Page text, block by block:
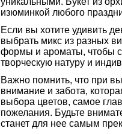
изюминкой любого
Если вы хотите удивить
выбрать микс из разных
формы и ароматы, чтобы
творческую натуру и
Важно помнить, что при
внимание и забота,
выбора цветов, самое
пожелания. Будьте
станет для нее самым